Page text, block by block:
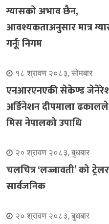
ग्यासको अभाव छैन,
आवश्यकताअनुसार मात्र
गर्नूः निगम
१८ श्रावण २०८३, सोमबार
एनआरएनएकी सेकेण्ड
अर्डिनेशन दीपमाला
मिस नेपालको उपाधि
२० श्रावण २०८३, बुधबार
चलचित्र ‘लज्जावती’ को ट्रेलर
सार्वजनिक
२० श्रावण २०८३, बुधबार